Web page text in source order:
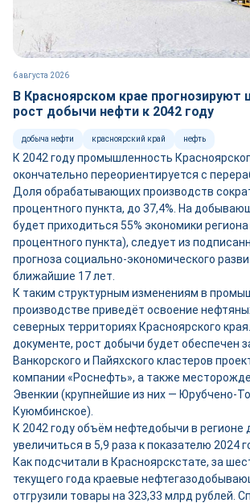
6 августа 2026
В Красноярском крае прогнозируют
рост добычи нефти к 2042 году
добыча нефти красноярский край нефть
К 2042 году промышленность
окончательно переориентируется с
Доля обрабатывающих производств
процентного пункта, до 37,4%. На
будет приходиться 55% экономики региона
процентного пункта), следует из
прогноза социально-экономического
ближайшие 17 лет.
К таким структурным изменениям в
производстве приведёт освоение
северных территориях Красноярского
документе, рост добычи будет обеспечен
Ванкорского и Пайяхского кластеров
компании «Роснефть», а также
Эвенкии (крупнейшие из них — Юрубчено-
Куюмбинское).
К 2042 году объём нефтедобычи в регионе
увеличиться в 5,9 раза к показателю 2024
Как подсчитали в Красноярскстате, за
текущего года краевые
отгрузили товары на 323,33 млрд рублей.